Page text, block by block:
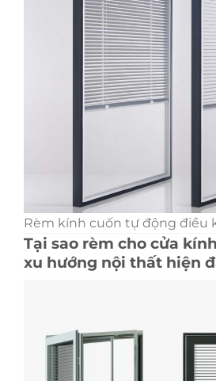
Rèm kính cuốn tự động điều
Tại sao rèm cho cửa
xu hướng nội thất hiện